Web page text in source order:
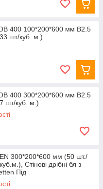
400 100*200*600 мм B2.5
шт/куб. м.)
400 300*200*600 мм B2.5
шт/куб. м.)
300*200*600 мм (50 шт./
Стiновi дрiбнi бл з
Пiд